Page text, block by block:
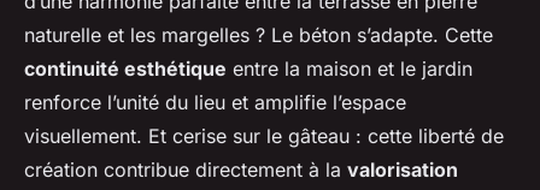
naturelle et les margelles ? Le béton s’adapte. Cette
continuité esthétique entre la maison et le jardin
renforce l’unité du lieu et amplifie l’espace
visuellement. Et cerise sur le gâteau : cette liberté de
création contribue directement à la valorisation